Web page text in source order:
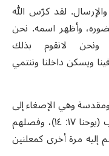
لقد كرّس الله
وأظهر اسمه. نحن
لانقوم بذلك
ويسكن داخلنا وننتمي
وهي الإصغاء إلى
كلمة الحق. لقد منحهم يسوع كلمة الآب (يوحنا ١٧: ١٤)، وفصلهم
إليه مرة أخرى كمعلنين